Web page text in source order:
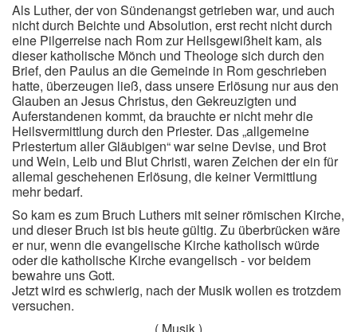
Als Luther, der von Sündenangst getrieben war, und auch
nicht durch Beichte und Absolution, erst recht nicht durch
eine Pilgerreise nach Rom zur Heilsgewißheit kam, als
dieser katholische Mönch und Theologe sich durch den
Brief, den Paulus an die Gemeinde in Rom geschrieben
hatte, überzeugen ließ, dass unsere Erlösung nur aus den
Glauben an Jesus Christus, den Gekreuzigten und
Auferstandenen kommt, da brauchte er nicht mehr die
Heilsvermittlung durch den Priester. Das „allgemeine
Priestertum aller Gläubigen“ war seine Devise, und Brot
und Wein, Leib und Blut Christi, waren Zeichen der ein für
allemal geschehenen Erlösung, die keiner Vermittlung
mehr bedarf.
So kam es zum Bruch Luthers mit seiner römischen Kirche,
und dieser Bruch ist bis heute gültig. Zu überbrücken wäre
er nur, wenn die evangelische Kirche katholisch würde
oder die katholische Kirche evangelisch - vor beidem
bewahre uns Gott.
Jetzt wird es schwierig, nach der Musik wollen es trotzdem
versuchen.